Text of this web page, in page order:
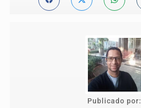
Publicado por: